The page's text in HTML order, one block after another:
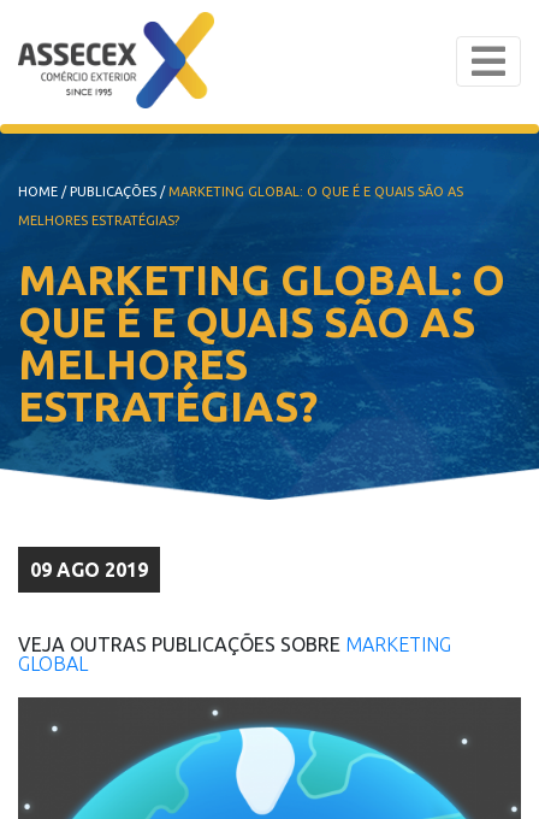
HOME /PUBLICAÇÕES /MARKETING GLOBAL: O QUE É E QUAIS SÃO AS
MELHORES ESTRATÉGIAS?
MARKETING GLOBAL: O
QUE É E QUAIS SÃO AS
MELHORES
ESTRATÉGIAS?
09 AGO 2019
VEJA OUTRAS PUBLICAÇÕES SOBRE MARKETING
GLOBAL